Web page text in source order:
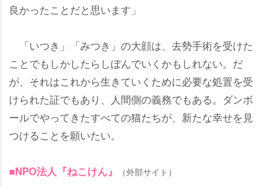
良かったことだと思います」
「いつき」「みつき」の大顔は、去勢手術を受けた
ことでもしかしたらしぼんでいくかもしれない。だ
が、それはこれから生きていくために必要な処置を受
けられた証でもあり、人間側の義務でもある。ダンボ
ールでやってきたすべての猫たちが、新たな幸せを見
つけることを願いたい。
■NPO法人『ねこけん』 （外部サイト）